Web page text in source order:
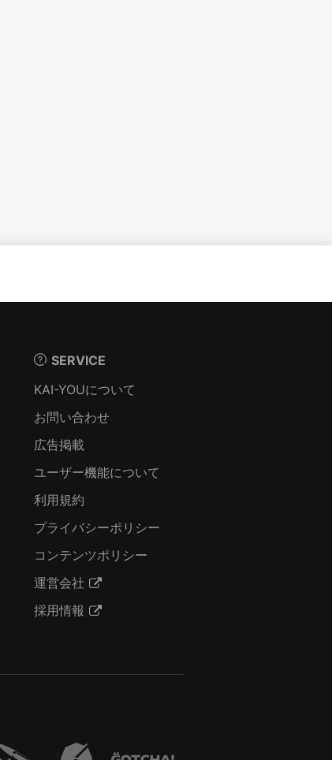
SERVICE
KAI-YOUについて
お問い合わせ
広告掲載
ユーザー機能について
利用規約
プライバシーポリシー
コンテンツポリシー
運営会社
採用情報